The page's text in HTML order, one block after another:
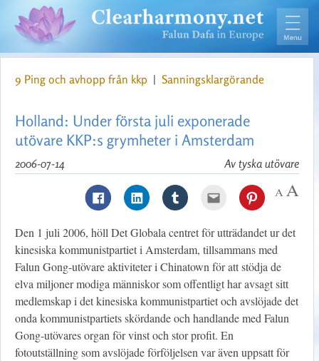
9 Ping och avhopp från kkp | Sanningsklargörande
Holland: Under första juli exponerade
utövare KKP:s grymheter i Amsterdam
Av tyska utövare
2006-07-14
Den 1 juli 2006, höll Det Globala centret för utträdandet ur det
kinesiska kommunistpartiet i Amsterdam, tillsammans med
Falun Gong-utövare aktiviteter i Chinatown för att stödja de
elva miljoner modiga människor som offentligt har avsagt sitt
medlemskap i det kinesiska kommunistpartiet och avslöjade det
onda kommunistpartiets skördande och handlande med Falun
Gong-utövares organ för vinst och stor profit. En
fotoutställning som avslöjade förföljelsen var även uppsatt för